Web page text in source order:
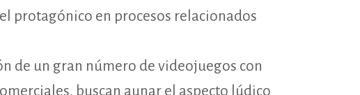
protagónico en procesos relacionados
de un gran número de videojuegos con
buscan aunar el aspecto lúdico